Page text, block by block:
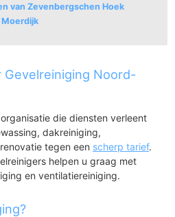
van Zevenbergschen Hoek
Moerdijk
Gevelreiniging Noord-
die diensten verleent
dakreiniging,
tegen een scherp tarief.
helpen u graag met
en ventilatiereiniging.